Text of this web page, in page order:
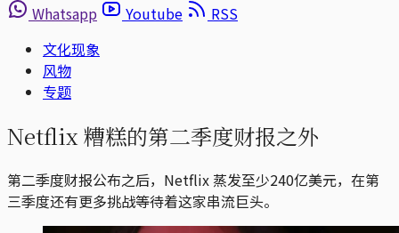
Whatsapp
Youtube
RSS
文化现象
风物
专题
Netflix 糟糕的第二季度财报之外
第二季度财报公布之后，Netflix 蒸发至少240亿美元，在第
三季度还有更多挑战等待着这家串流巨头。